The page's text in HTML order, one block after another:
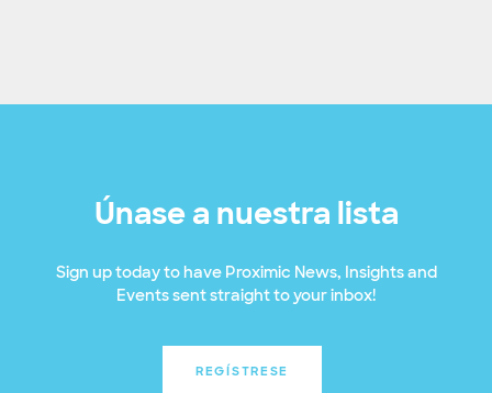
Únase a nuestra lista
Sign up today to have Proximic News, Insights and
Events sent straight to your inbox!
REGÍSTRESE